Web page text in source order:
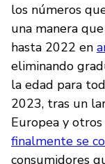
los números
una manera
hasta 2022 en
eliminando
la edad para
2023, tras un
Europea y
finalmente se
consumidores